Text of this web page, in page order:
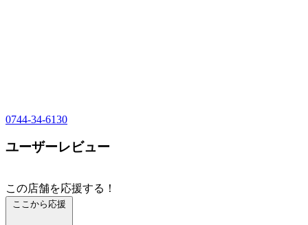
0744-34-6130
ユーザーレビュー
この店舗を応援する！
ここから応援